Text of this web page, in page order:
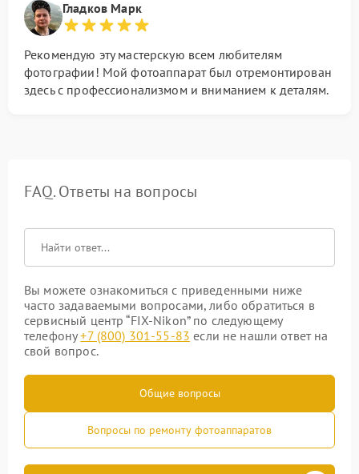
Гладков Марк
Рекомендую эту мастерскую всем любителям
фотографии! Мой фотоаппарат был отремонтирован
здесь с профессионализмом и вниманием к деталям.
FAQ. Ответы на вопросы
Вы можете ознакомиться с приведенными ниже
часто задаваемыми вопросами, либо обратиться в
сервисный центр “FIX-Nikon” по следующему
телефону+7 (800) 301-55-83 если не нашли ответ на
свой вопрос.
Общие вопросы
Вопросы по ремонту фотоаппаратов